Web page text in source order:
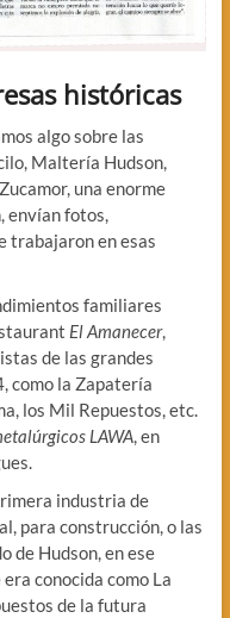
históricas
algo sobre las
Maltería Hudson,
una enorme
envían fotos,
trabajaron en esas
familiares
El Amanecer,
de las grandes
como la Zapatería
los Mil Repuestos, etc.
LAWA, en
industria de
para construcción, o las
de Hudson, en ese
conocida como La
de la futura